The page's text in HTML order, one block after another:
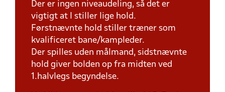
Der er ingen niveaudeling, så det er
vigtigt at I stiller lige hold.
Førstnævnte hold stiller træner som
kvalificeret bane/kampleder.
Der spilles uden målmand, sidstnævnte
hold giver bolden op fra midten ved
1.halvlegs begyndelse.